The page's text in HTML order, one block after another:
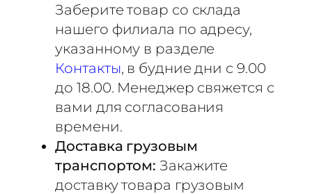
Заберите товар со склада
нашего филиала по адресу,
указанному в разделе
Контакты, в будние дни с 9.00
до 18.00. Менеджер свяжется с
вами для согласования
времени.
Доставка грузовым
транспортом: Закажите
доставку товара грузовым